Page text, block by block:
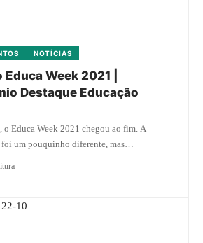
NOTÍCIAS
Week 2021 |
Destaque Educação
o Educa Week 2021 chegou ao fim. A
um pouquinho diferente, mas…